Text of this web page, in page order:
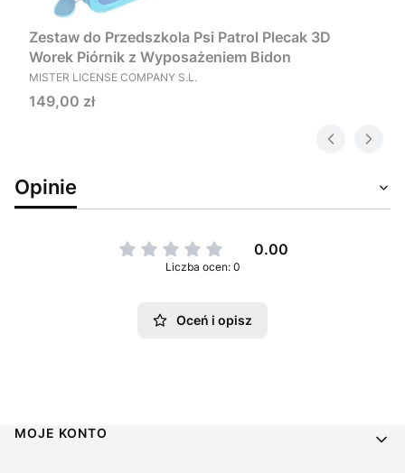
Zestaw do Przedszkola Psi Patrol Plecak 3D
Worek Piórnik z Wyposażeniem Bidon
PRODUCENT
MISTER LICENSE COMPANY S.L.
Cena
149,00 zł
Opinie
0.00
Liczba ocen: 0
Oceń i opisz
Linki w stopce
MOJE KONTO